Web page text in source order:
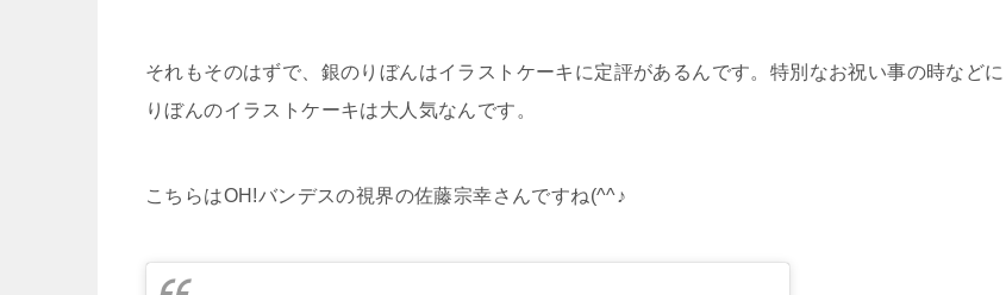
それもそのはずで、銀のりぼんはイラストケーキに定評があるんです。特別なお祝い事の時など
りぼんのイラストケーキは大人気なんです。
こちらはOH!バンデスの視界の佐藤宗幸さんですね(^^♪